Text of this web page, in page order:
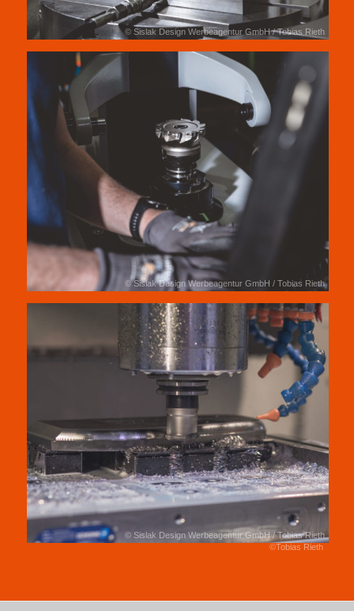
© Sislak Design Werbeagentur GmbH / Tobias Rieth
© Sislak Design Werbeagentur GmbH / Tobias Rieth
© Sislak Design Werbeagentur GmbH / Tobias Rieth
©Tobias Rieth